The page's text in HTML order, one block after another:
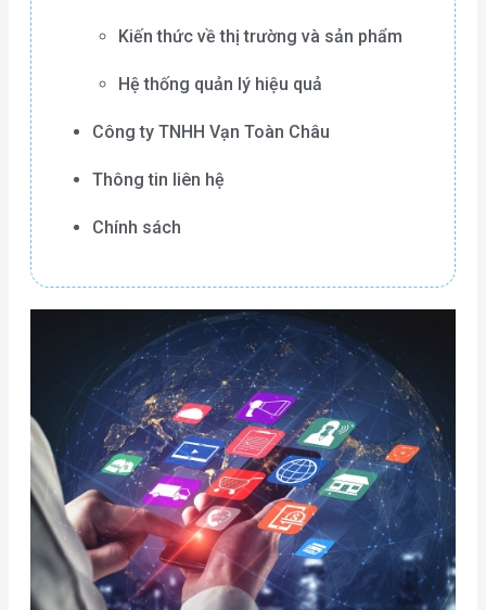
Kiến thức về thị trường và sản phẩm
Hệ thống quản lý hiệu quả
Công ty TNHH Vạn Toàn Châu
Thông tin liên hệ
Chính sách